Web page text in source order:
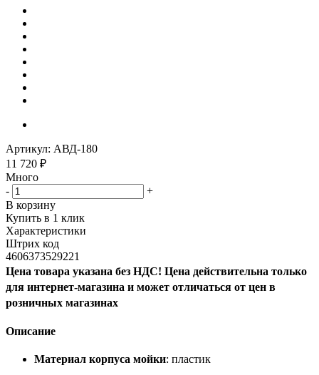
Артикул: АВД-180
11 720 ₽
Много
-
+
В корзину
Купить в 1 клик
Характеристики
Штрих код
4606373529221
Цена товара указана без НДС! Цена действительна только
для интернет-магазина и может отличаться от цен в
розничных магазинах
Описание
Материал корпуса мойки: пластик